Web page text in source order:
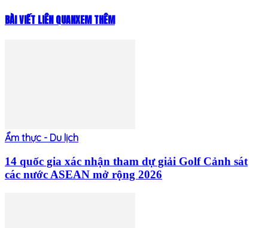
BÀI VIẾT LIÊN QUANXEM THÊM
Ẩm thực - Du lịch
14 quốc gia xác nhận tham dự giải Golf Cảnh sát
các nước ASEAN mở rộng 2026